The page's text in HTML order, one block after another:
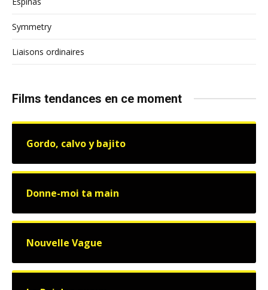
Symmetry
Liaisons ordinaires
Films tendances en ce moment
Gordo, calvo y bajito
Donne-moi ta main
Nouvelle Vague